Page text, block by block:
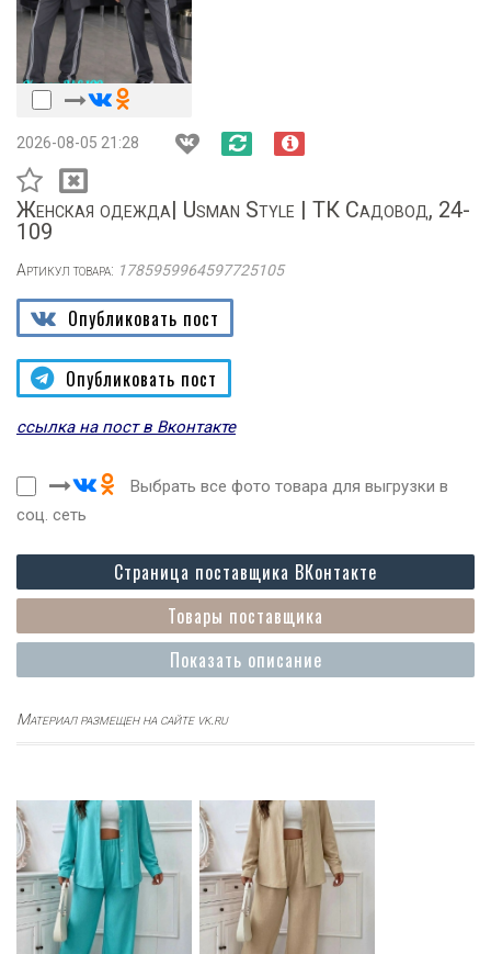
2026-08-05 21:28
Женская одежда| Usman Stylе | ТК Садовод, 24-
109
Артикул товара: 1785959964597725105
Опубликовать пост
Опубликовать пост
ссылка на пост в Вконтакте
Выбрать все фото товара для выгрузки в
соц. сеть
Показать описание
Товары поставщика
Страница поставщика ВКонтакте
Материал размещен на сайте vk.ru